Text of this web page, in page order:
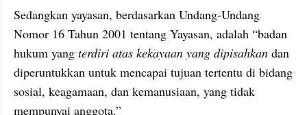
Sedangkan yayasan, berdasarkan Undang-Undang
Nomor 16 Tahun 2001 tentang Yayasan, adalah “badan
hukum yang terdiri atas kekayaan yang dipisahkan dan
diperuntukkan untuk mencapai tujuan tertentu di bidang
sosial, keagamaan, dan kemanusiaan, yang tidak
mempunyai anggota.”